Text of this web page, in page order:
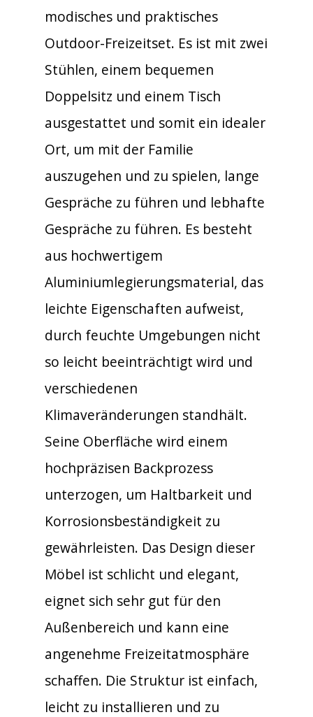
modisches und praktisches
Outdoor-Freizeitset. Es ist mit zwei
Stühlen, einem bequemen
Doppelsitz und einem Tisch
ausgestattet und somit ein idealer
Ort, um mit der Familie
auszugehen und zu spielen, lange
Gespräche zu führen und lebhafte
Gespräche zu führen. Es besteht
aus hochwertigem
Aluminiumlegierungsmaterial, das
leichte Eigenschaften aufweist,
durch feuchte Umgebungen nicht
so leicht beeinträchtigt wird und
verschiedenen
Klimaveränderungen standhält.
Seine Oberfläche wird einem
hochpräzisen Backprozess
unterzogen, um Haltbarkeit und
Korrosionsbeständigkeit zu
gewährleisten. Das Design dieser
Möbel ist schlicht und elegant,
eignet sich sehr gut für den
Außenbereich und kann eine
angenehme Freizeitatmosphäre
schaffen. Die Struktur ist einfach,
leicht zu installieren und zu